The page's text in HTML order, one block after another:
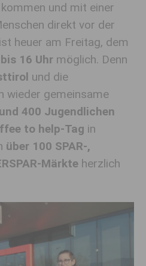
und mit einer
direkt vor der
heuer am Freitag, dem
16 Uhr möglich. Denn
und die
wieder gemeinsame
400 Jugendlichen
to help-Tag in
über 100 SPAR-,
Märkte herzlich